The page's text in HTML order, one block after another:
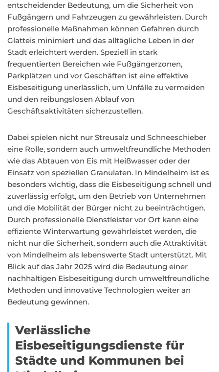
entscheidender Bedeutung, um die Sicherheit von
Fußgängern und Fahrzeugen zu gewährleisten. Durch
professionelle Maßnahmen können Gefahren durch
Glatteis minimiert und das alltägliche Leben in der
Stadt erleichtert werden. Speziell in stark
frequentierten Bereichen wie Fußgängerzonen,
Parkplätzen und vor Geschäften ist eine effektive
Eisbeseitigung unerlässlich, um Unfälle zu vermeiden
und den reibungslosen Ablauf von
Geschäftsaktivitäten sicherzustellen.
Dabei spielen nicht nur Streusalz und Schneeschieber
eine Rolle, sondern auch umweltfreundliche Methoden
wie das Abtauen von Eis mit Heißwasser oder der
Einsatz von speziellen Granulaten. In Mindelheim ist es
besonders wichtig, dass die Eisbeseitigung schnell und
zuverlässig erfolgt, um den Betrieb von Unternehmen
und die Mobilität der Bürger nicht zu beeinträchtigen.
Durch professionelle Dienstleister vor Ort kann eine
effiziente Winterwartung gewährleistet werden, die
nicht nur die Sicherheit, sondern auch die Attraktivität
von Mindelheim als lebenswerte Stadt unterstützt. Mit
Blick auf das Jahr 2025 wird die Bedeutung einer
nachhaltigen Eisbeseitigung durch umweltfreundliche
Methoden und innovative Technologien weiter an
Bedeutung gewinnen.
Verlässliche
Eisbeseitigungsdienste für
Städte und Kommunen bei